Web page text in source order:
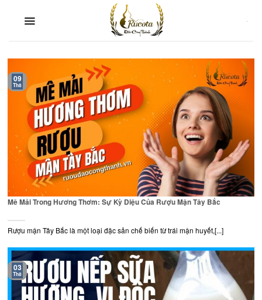
Mê Mải Trong Hương Thơm: Sự Kỳ Diệu Của Rượu Mận Tây Bắc
Rượu mận Tây Bắc là một loại đặc sản chế biến từ trái mận huyết,[...]
09
Th8
03
Th8